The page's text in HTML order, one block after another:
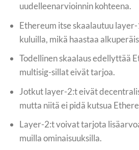
uudelleenarvioinnin kohteena.
Ethereum itse skaalautuu
kuluilla, mikä haastaa
Todellinen skaalaus edellyttää
multisig-sillat eivät tarjoa.
Jotkut layer-2:t eivät
mutta niitä ei pidä kutsua
Layer-2:t voivat tarjota
muilla ominaisuuksilla.